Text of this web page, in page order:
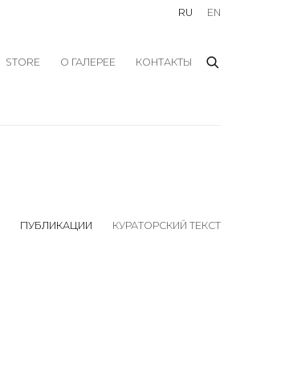
STORE О ГАЛЕРЕЕ КОНТАКТЫ
RU EN
ПУБЛИКАЦИИ КУРАТОРСКИЙ ТЕКСТ